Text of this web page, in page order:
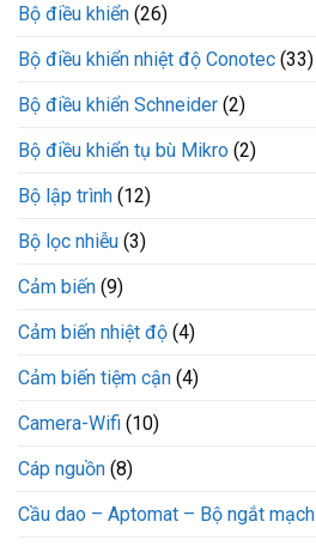
Bộ điều khiển (26)
Bộ điều khiển nhiệt độ Conotec (33)
Bộ điều khiển Schneider (2)
Bộ điều khiển tụ bù Mikro (2)
Bộ lập trình (12)
Bộ lọc nhiễu (3)
Cảm biến (9)
Cảm biến nhiệt độ (4)
Cảm biến tiệm cận (4)
Camera-Wifi (10)
Cáp nguồn (8)
Cầu dao – Aptomat – Bộ ngắt mạch